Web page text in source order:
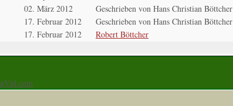
02. März 2012 Geschrieben von Hans Christian Böttcher
17. Februar 2012 Geschrieben von Hans Christian Böttcher
17. Februar 2012 Robert Böttcher